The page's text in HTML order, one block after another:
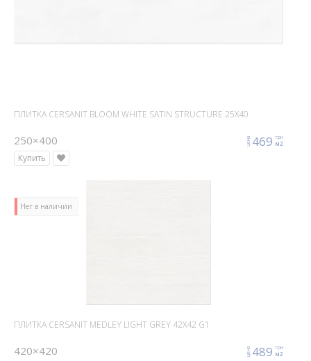
ПЛИТКА CERSANIT BLOOM WHITE SATIN STRUCTURE 25X40
250×400 цена 469 грн
м2
Купить
Нет в наличии
ПЛИТКА CERSANIT MEDLEY LIGHT GREY 42X42 G1
420×420 цена 489 грн
м2